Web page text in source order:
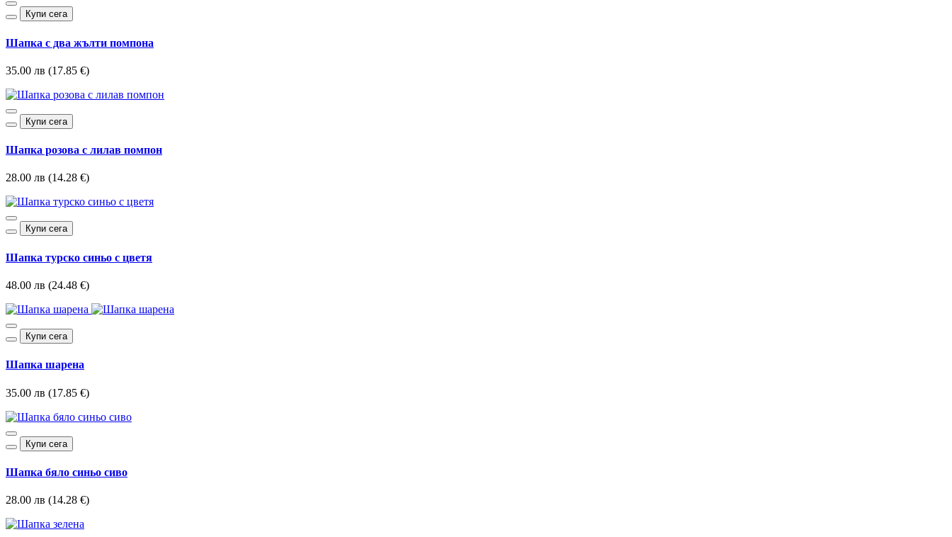
Купи сега
Шапка с два жълти помпона
35.00 лв (17.85 €)
Купи сега
Шапка розова с лилав помпон
28.00 лв (14.28 €)
Купи сега
Шапка турско синьо с цветя
48.00 лв (24.48 €)
Купи сега
Шапка шарена
35.00 лв (17.85 €)
Купи сега
Шапка бяло синьо сиво
28.00 лв (14.28 €)